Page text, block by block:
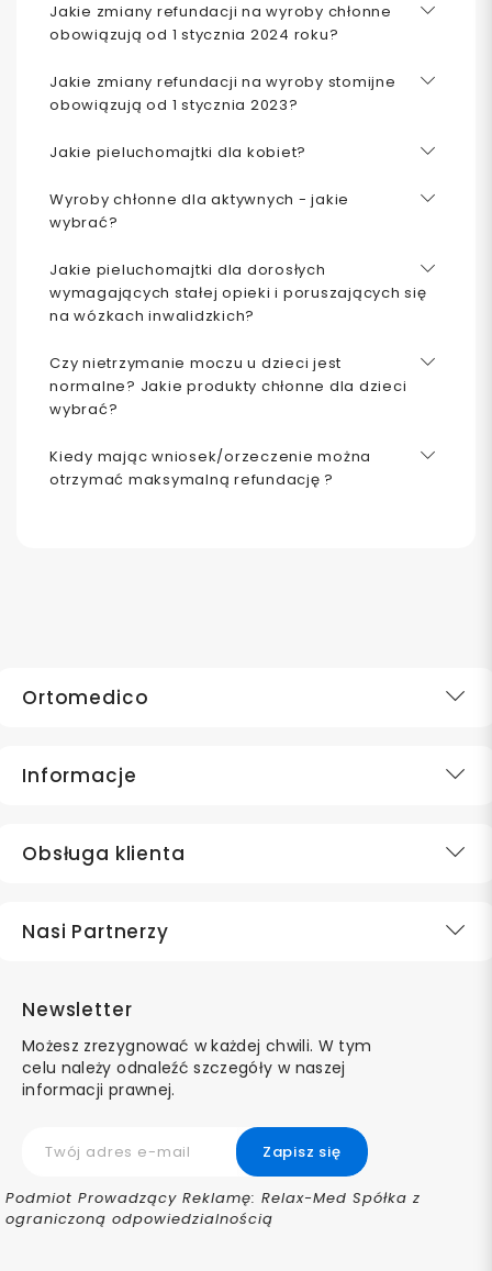
Jakie zmiany refundacji na wyroby chłonne
obowiązują od 1 stycznia 2024 roku?
Jakie zmiany refundacji na wyroby stomijne
obowiązują od 1 stycznia 2023?
Jakie pieluchomajtki dla kobiet?
Wyroby chłonne dla aktywnych - jakie
wybrać?
Jakie pieluchomajtki dla dorosłych
wymagających stałej opieki i poruszających się
na wózkach inwalidzkich?
Czy nietrzymanie moczu u dzieci jest
normalne? Jakie produkty chłonne dla dzieci
wybrać?
Kiedy mając wniosek/orzeczenie można
otrzymać maksymalną refundację ?
Ortomedico
Informacje
Obsługa klienta
Nasi Partnerzy
Newsletter
Możesz zrezygnować w każdej chwili. W tym
celu należy odnaleźć szczegóły w naszej
informacji prawnej.
Podmiot Prowadzący Reklamę: Relax-Med Spółka z
ograniczoną odpowiedzialnością